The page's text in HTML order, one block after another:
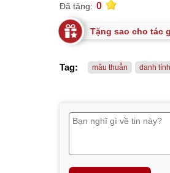
Đã tặng: 0
Tặng sao cho tác
Tag: mâu thuẫn danh tính